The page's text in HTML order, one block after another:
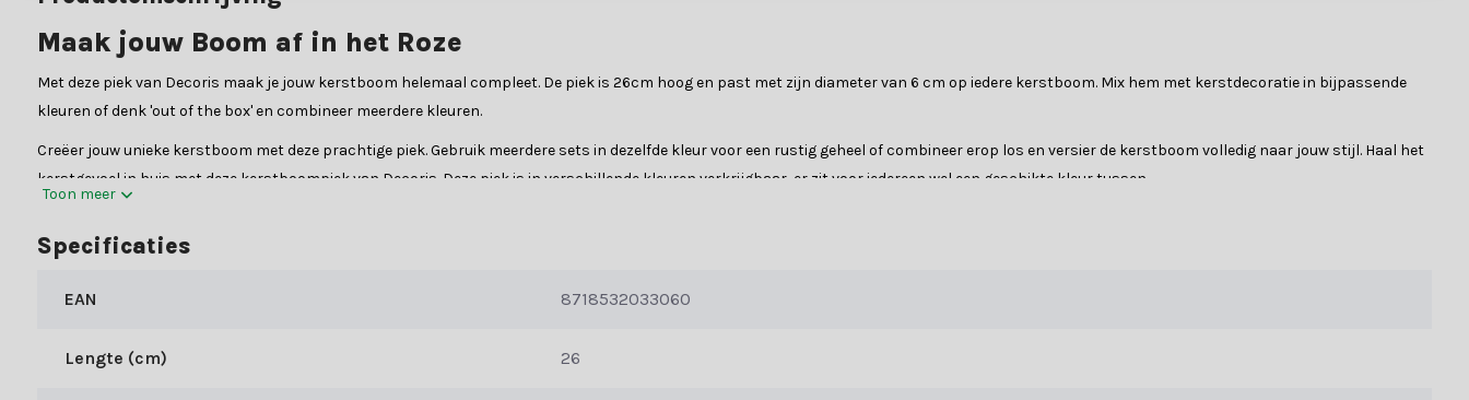
Maak jouw Boom af in het Roze
Met deze piek van Decoris maak je jouw kerstboom helemaal compleet. De piek is 26cm hoog en past met zijn diameter van 6 cm op iedere kerstboom. Mix hem met kerstdecoratie in bijpassende
kleuren of denk 'out of the box' en combineer meerdere kleuren.
Creëer jouw unieke kerstboom met deze prachtige piek. Gebruik meerdere sets in dezelfde kleur voor een rustig geheel of combineer erop los en versier de kerstboom volledig naar jouw stijl. Haal het
kerstgevoel in huis met deze kerstboompiek van Decoris. Deze piek is in verschillende kleuren verkrijgbaar, er zit voor iedereen wel een geschikte kleur tussen.
Toon meer
Specificaties
EAN 8718532033060
Lengte (cm) 26